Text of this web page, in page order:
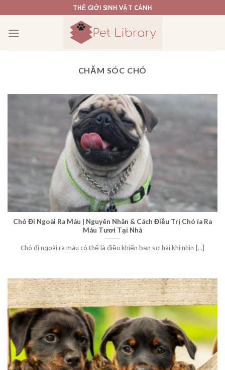
to
content
THẾ GIỚI SINH VẬT CẢNH
CHĂM SÓC CHÓ
Chó Đi Ngoài Ra Máu | Nguyên Nhân & Cách Điều Trị Chó ỉa Ra
Máu Tươi Tại Nhà
Chó đi ngoài ra máu có thể là điều khiến bạn sợ hãi khi nhìn [...]